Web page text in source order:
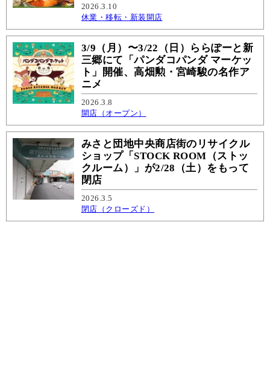
2026.3.10
休業・移転・新装開店
3/9（月）〜3/22（日）ららぽーと新
三郷にて「パンダコパンダ マーケッ
ト」開催、高畑勲・宮崎駿の名作ア
ニメ
2026.3.8
開店（オープン）
みさと団地中央商店街のリサイクル
ショップ「STOCK ROOM（ストッ
クルーム）」が2/28（土）をもって
閉店
2026.3.5
閉店（クローズド）